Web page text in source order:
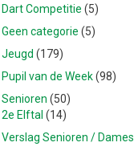
Dart Competitie (5)
Geen categorie (5)
Jeugd (179)
Pupil van de Week(98)
Senioren (50)
2e Elftal (14)
Verslag Senioren / Dames